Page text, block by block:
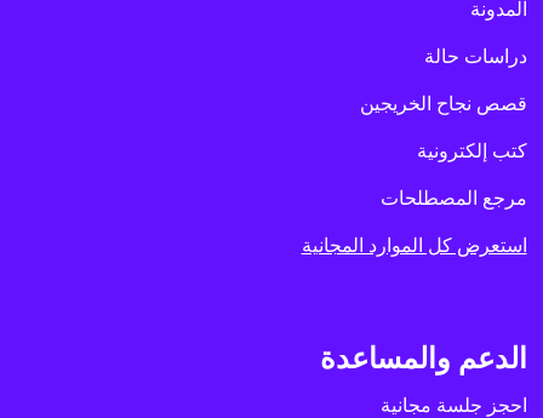
المدونة
دراسات حالة
قصص نجاح الخريجين
كتب إلكترونية
مرجع المصطلحات
استعرض كل الموارد المجانية
الدعم والمساعدة
احجز جلسة مجانية